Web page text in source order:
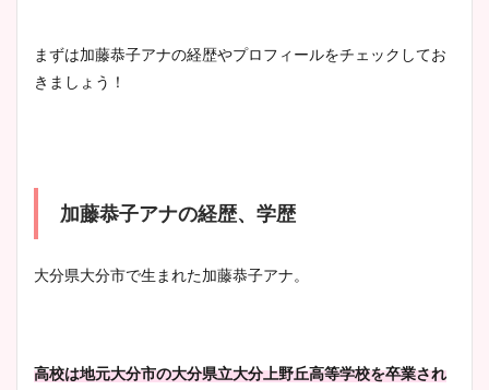
池谷実悠アナのメガネ画像が
wikiプロフもチェック！
肉も凄い！
まずは加藤恭子アナの経歴やプロフィールをチェックしてお
きましょう！
加藤恭子アナの経歴、学歴
大分県大分市で生まれた加藤恭子アナ。
高校は地元大分市の大分県立大分上野丘高等学校を卒業され